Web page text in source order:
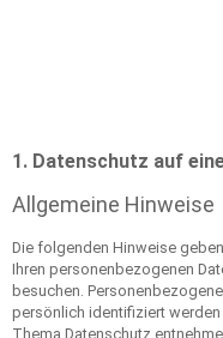
1. Datenschutz auf
Allgemeine Hinweise
Die folgenden Hinweise
Ihren personenbezogenen
besuchen.
persönlich identifiziert
Thema Datenschutz